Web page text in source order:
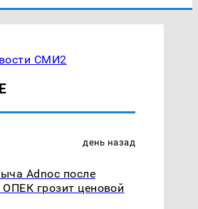
СМИ2
день назад
Adnoc после
грозит ценовой